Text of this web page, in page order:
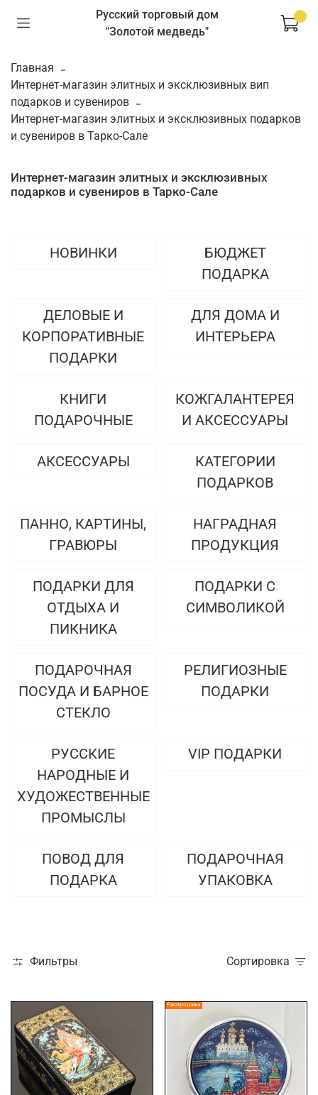
Русский торговый дом
"Золотой медведь"
Главная
Интернет-магазин элитных и эксклюзивных вип
подарков и сувениров
Интернет-магазин элитных и эксклюзивных подарков
и сувениров в Тарко-Сале
Интернет-магазин элитных и эксклюзивных
подарков и сувениров в Тарко-Сале
НОВИНКИ
БЮДЖЕТ
ПОДАРКА
ДЕЛОВЫЕ И
КОРПОРАТИВНЫЕ
ПОДАРКИ
ДЛЯ ДОМА И
ИНТЕРЬЕРА
КНИГИ
ПОДАРОЧНЫЕ
КОЖГАЛАНТЕРЕЯ
И АКСЕССУАРЫ
АКСЕССУАРЫ
КАТЕГОРИИ
ПОДАРКОВ
ПАННО, КАРТИНЫ,
ГРАВЮРЫ
НАГРАДНАЯ
ПРОДУКЦИЯ
ПОДАРКИ ДЛЯ
ОТДЫХА И
ПИКНИКА
ПОДАРКИ С
СИМВОЛИКОЙ
ПОДАРОЧНАЯ
ПОСУДА И БАРНОЕ
СТЕКЛО
РЕЛИГИОЗНЫЕ
ПОДАРКИ
РУССКИЕ
НАРОДНЫЕ И
ХУДОЖЕСТВЕННЫЕ
ПРОМЫСЛЫ
VIP ПОДАРКИ
ПОВОД ДЛЯ
ПОДАРКА
ПОДАРОЧНАЯ
УПАКОВКА
Фильтры Сортировка
Распродажа